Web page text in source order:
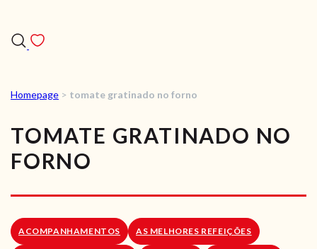
RECEITAS
VÍDEOS
LOJA ONLINE
Homepage > tomate gratinado no forno
TOMATE GRATINADO NO
FORNO
ACOMPANHAMENTOS AS MELHORES REFEIÇÕES